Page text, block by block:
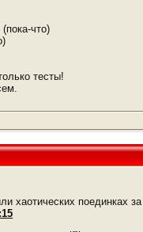
что)
тесты!
хаотических поединках